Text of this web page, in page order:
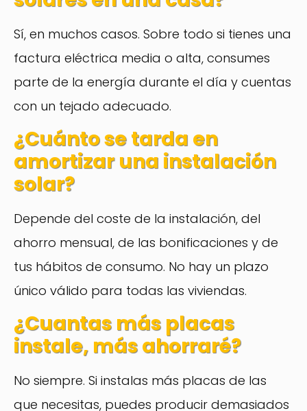
Sí, en muchos casos. Sobre todo si tienes una
factura eléctrica media o alta, consumes
parte de la energía durante el día y cuentas
con un tejado adecuado.
¿Cuánto se tarda en
amortizar una instalación
solar?
Depende del coste de la instalación, del
ahorro mensual, de las bonificaciones y de
tus hábitos de consumo. No hay un plazo
único válido para todas las viviendas.
¿Cuantas más placas
instale, más ahorraré?
No siempre. Si instalas más placas de las
que necesitas, puedes producir demasiados